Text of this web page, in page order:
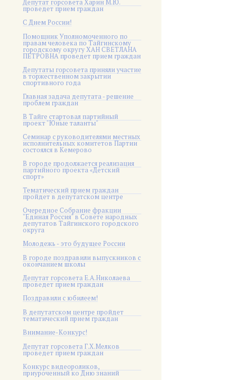
Депутат горсовета Харин М.Ю.
проведет прием граждан
С Днем России!
Помощник Уполномоченного по
правам человека по Тайгинскому
городскому округу ХАН СВЕТЛАНА
ПЕТРОВНА проведет прием граждан
Депутаты горсовета приняли участие
в торжественном закрытии
спортивного года
Главная задача депутата - решение
проблем граждан
В Тайге стартовал партийный
проект "Юные таланты"
Семинар с руководителями местных
исполнительных комитетов Партии
состоялся в Кемерово
В городе продолжается реализация
партийного проекта «Детский
спорт»
Тематический прием граждан
пройдет в депутатском центре
Очередное Собрание фракции
"Единая Россия" в Совете народных
депутатов Тайгинского городского
округа
Молодежь - это будущее России
В городе поздравили выпускников с
окончанием школы
Депутат горсовета Е.А.Николаева
проведет прием граждан
Поздравили с юбилеем!
В депутатском центре пройдет
тематический прием граждан
Внимание-Конкурс!
Депутат горсовета Г.Х.Мелков
проведет прием граждан
Конкурс видеороликов,
приуроченный ко Дню знаний